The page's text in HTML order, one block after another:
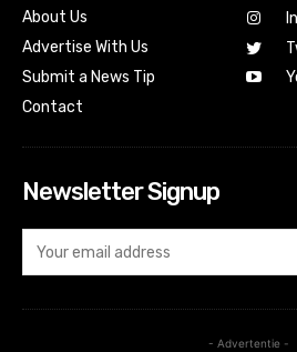
About Us
Advertise With Us
Submit a News Tip
Contact
Newsletter Signup
- Advertentie -